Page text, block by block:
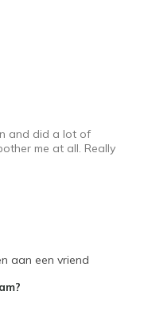
and did a lot of
me at all. Really
aan een vriend